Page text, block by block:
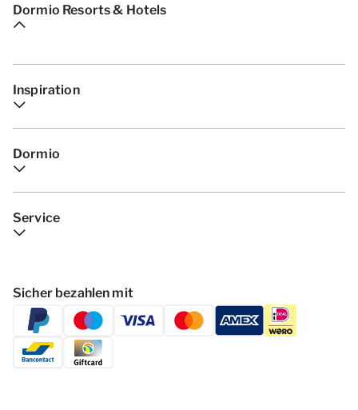
Dormio Resorts & Hotels
Inspiration
Dormio
Service
Sicher bezahlen mit